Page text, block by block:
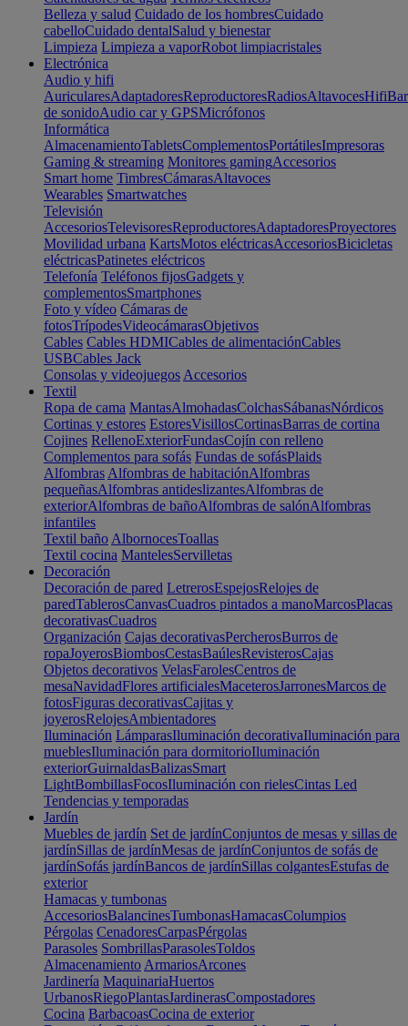
Belleza y salud Cuidado de los hombresCuidado
cabelloCuidado dentalSalud y bienestar
Limpieza Limpieza a vaporRobot limpiacristales
Electrónica
Audio y hifi
AuricularesAdaptadoresReproductoresRadiosAltavocesHifi
de sonidoAudio car y GPSMicrófonos
Informática
AlmacenamientoTabletsComplementosPortátilesImpresoras
Gaming & streaming Monitores gamingAccesorios
Smart home TimbresCámarasAltavoces
Wearables Smartwatches
Televisión
AccesoriosTelevisoresReproductoresAdaptadoresProyectores
Movilidad urbana KartsMotos eléctricasAccesoriosBicicletas
eléctricasPatinetes eléctricos
Telefonía Teléfonos fijosGadgets y
complementosSmartphones
Foto y vídeo Cámaras de
fotosTrípodesVideocámarasObjetivos
Cables Cables HDMICables de alimentaciónCables
USBCables Jack
Consolas y videojuegos Accesorios
Textil
Ropa de cama MantasAlmohadasColchasSábanasNórdicos
Cortinas y estores EstoresVisillosCortinasBarras de cortina
Cojines RellenoExteriorFundasCojín con relleno
Complementos para sofás Fundas de sofásPlaids
Alfombras Alfombras de habitaciónAlfombras
pequeñasAlfombras antideslizantesAlfombras de
exteriorAlfombras de bañoAlfombras de salónAlfombras
infantiles
Textil baño AlbornocesToallas
Textil cocina MantelesServilletas
Decoración
Decoración de pared LetrerosEspejosRelojes de
paredTablerosCanvasCuadros pintados a manoMarcosPlacas
decorativasCuadros
Organización Cajas decorativasPercherosBurros de
ropaJoyerosBiombosCestasBaúlesRevisterosCajas
Objetos decorativos VelasFarolesCentros de
mesaNavidadFlores artificialesMaceterosJarronesMarcos de
fotosFiguras decorativasCajitas y
joyerosRelojesAmbientadores
Iluminación LámparasIluminación decorativaIluminación para
mueblesIluminación para dormitorioIluminación
exteriorGuirnaldasBalizasSmart
LightBombillasFocosIluminación con rielesCintas Led
Tendencias y temporadas
Jardín
Muebles de jardín Set de jardínConjuntos de mesas y sillas de
jardínSillas de jardínMesas de jardínConjuntos de sofás de
jardínSofás jardínBancos de jardínSillas colgantesEstufas de
exterior
Hamacas y tumbonas
AccesoriosBalancinesTumbonasHamacasColumpios
Pérgolas CenadoresCarpasPérgolas
Parasoles SombrillasParasolesToldos
Almacenamiento ArmariosArcones
Jardinería MaquinariaHuertos
UrbanosRiegoPlantasJardinerasCompostadores
Cocina BarbacoasCocina de exterior